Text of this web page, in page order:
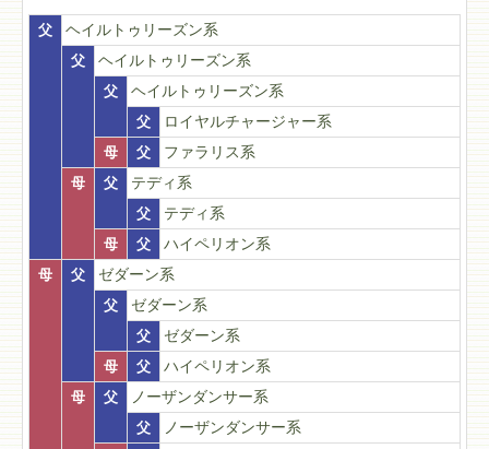
父
ヘイルトゥリーズン系
父
ヘイルトゥリーズン系
父
ヘイルトゥリーズン系
父
ロイヤルチャージャー系
母
父
ファラリス系
母
父
テディ系
父
テディ系
母
父
ハイペリオン系
母
父
ゼダーン系
父
ゼダーン系
父
ゼダーン系
母
父
ハイペリオン系
母
父
ノーザンダンサー系
父
ノーザンダンサー系